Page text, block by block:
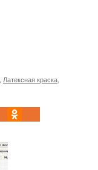
Латексная краска